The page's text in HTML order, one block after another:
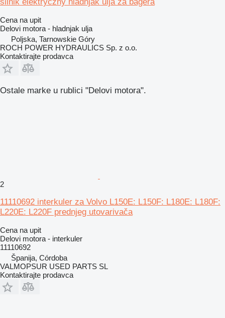
Cena na upit
Delovi motora - hladnjak ulja
Poljska, Tarnowskie Góry
ROCH POWER HYDRAULICS Sp. z o.o.
Kontaktirajte prodavca
Ostale marke u rublici "Delovi motora".
2
11110692 interkuler za Volvo L150E: L150F: L180E: L180F:
L220E: L220F prednjeg utovarivača
Cena na upit
Delovi motora - interkuler
11110692
Španija, Córdoba
VALMOPSUR USED PARTS SL
Kontaktirajte prodavca